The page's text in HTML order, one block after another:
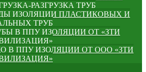
РАЗГРУЗКА ТРУБ
ИЗОЛЯЦИИ ПЛАСТИКОВЫХ И
ТРУБ
В ППУ ИЗОЛЯЦИИ ОТ «ЗТИ
В ППУ ИЗОЛЯЦИИ ОТ ООО «ЗТИ